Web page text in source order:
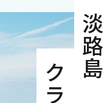
淡路島が